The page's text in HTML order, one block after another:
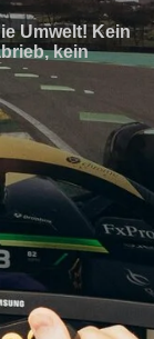
Umwelt! Kein
kein